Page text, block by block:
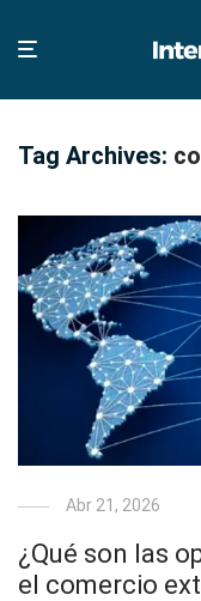
Tag Archives:
Abr 21, 2026
¿Qué son las
el comercio